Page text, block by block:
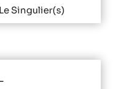
Singulier(s)